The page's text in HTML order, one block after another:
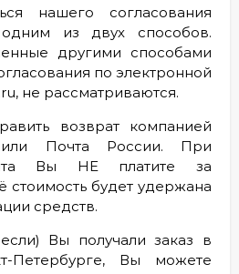
нашего согласования
из двух способов.
другими способами
по электронной
не рассматриваются.
возврат компанией
Почта России. При
Вы НЕ платите за
стоимость будет удержана
средств.
Вы получали заказ в
Петербурге, Вы можете